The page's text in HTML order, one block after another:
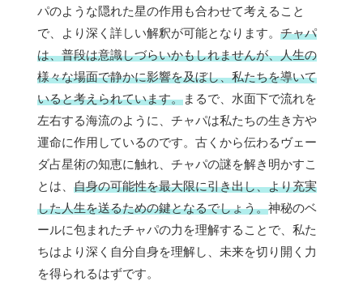
パのような隠れた星の作用も合わせて考えること
で、より深く詳しい解釈が可能となります。 チャパ
は、普段は意識しづらいかもしれませんが、人生の
様々な場面で静かに影響を及ぼし、私たちを導いて
いると考えられています。まるで、水面下で流れを
左右する海流のように、チャパは私たちの生き方や
運命に作用しているのです。古くから伝わるヴェー
ダ占星術の知恵に触れ、チャパの謎を解き明かすこ
とは、 自身の可能性を最大限に引き出し、より充実
した人生を送るための鍵となるでしょう。神秘のベ
ールに包まれたチャパの力を理解することで、私た
ちはより深く自分自身を理解し、未来を切り開く力
を得られるはずです。